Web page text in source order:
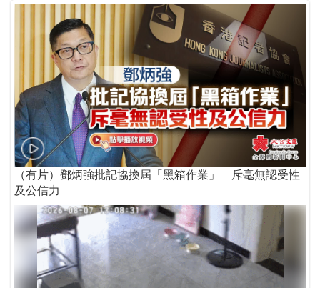
（有片）鄧炳強批記協換屆「黑箱作業」 斥毫無認受性
及公信力